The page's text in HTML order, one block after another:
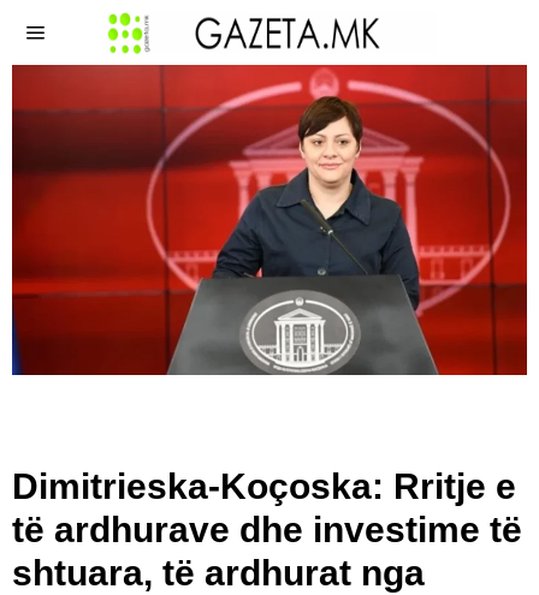
Dimitrieska-Koçoska: Rritje e
të ardhurave dhe investime të
shtuara, të ardhurat nga